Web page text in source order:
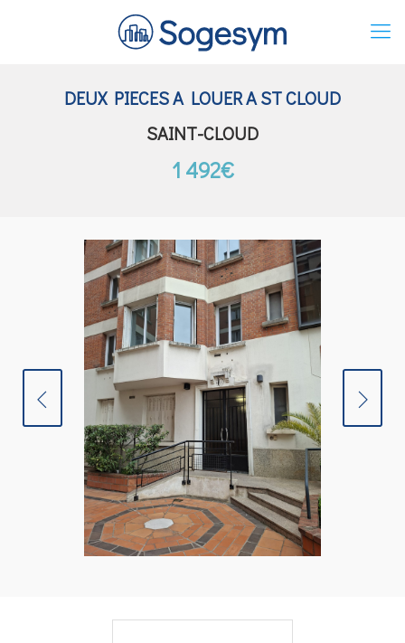
DEUX PIECES A LOUER A ST CLOUD
SAINT-CLOUD
1 492€